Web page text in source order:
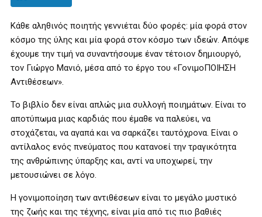
Κάθε αληθινός ποιητής γεννιέται δύο φορές: μία φορά στον
κόσμο της ύλης και μία φορά στον κόσμο των ιδεών. Απόψε
έχουμε την τιμή να συναντήσουμε έναν τέτοιον δημιουργό,
τον Γιώργο Μανιό, μέσα από το έργο του «ΓονιμοΠΟΙΗΣΗ
Αντιθέσεων».
Το βιβλίο δεν είναι απλώς μια συλλογή ποιημάτων. Είναι το
αποτύπωμα μιας καρδιάς που έμαθε να παλεύει, να
στοχάζεται, να αγαπά και να σαρκάζει ταυτόχρονα. Είναι ο
αντίλαλος ενός πνεύματος που κατανοεί την τραγικότητα
της ανθρώπινης ύπαρξης και, αντί να υποχωρεί, την
μετουσιώνει σε λόγο.
Η γονιμοποίηση των αντιθέσεων είναι το μεγάλο μυστικό
της ζωής και της τέχνης, είναι μία από τις πιο βαθιές